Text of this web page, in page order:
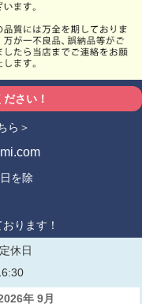
さい！
ら＞
を除
ります！
定休日
年 9月